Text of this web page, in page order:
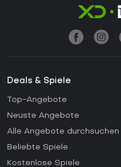
Deals & Spiele
Top-Angebote
Neuste Angebote
Alle Angebote durchsuchen
Beliebte Spiele
Kostenlose Spiele